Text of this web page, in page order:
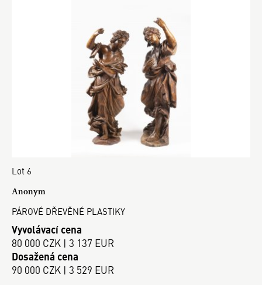
Lot 6
Anonym
PÁROVÉ DŘEVĚNÉ PLASTIKY
Vyvolávací cena
80 000 CZK | 3 137 EUR
Dosažená cena
90 000 CZK | 3 529 EUR